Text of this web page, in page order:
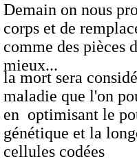
Demain on nous
corps et de
comme des pièces
mieux...
la mort sera
maladie que l'on
en optimisant le
génétique et la
cellules codées